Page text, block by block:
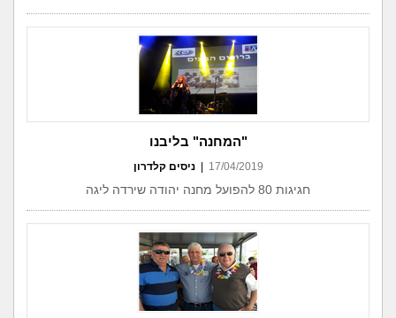
"המחנה" בליבנו
17/04/2019 ניסים קלדרון
חגיגות 80 להפועל מחנה יהודה שירדה ליגה